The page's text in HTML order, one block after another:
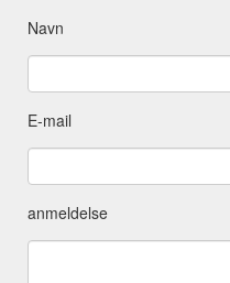
Navn
E-mail
anmeldelse